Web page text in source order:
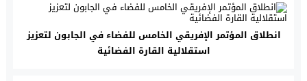
انطلاق المؤتمر الإفريقي الخامس للفضاء في الجابون لتعزيز
استقلالية القارة الفضائية